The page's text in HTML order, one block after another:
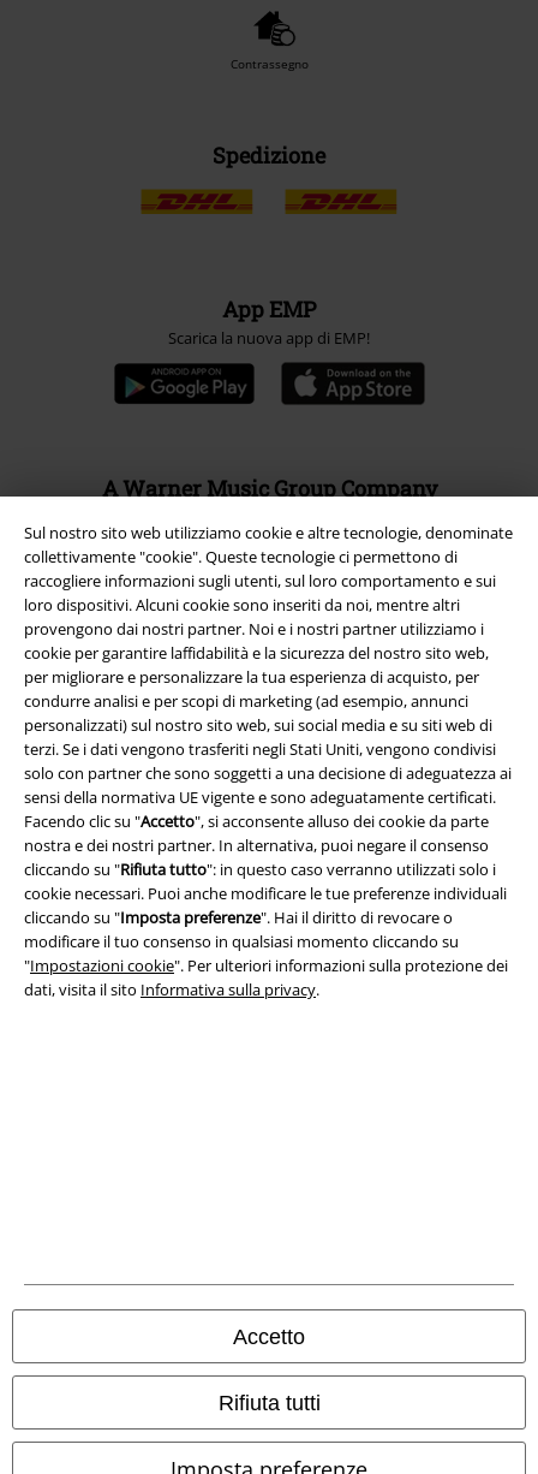
Sul nostro sito web utilizziamo cookie e altre tecnologie, denominate
collettivamente "cookie". Queste tecnologie ci permettono di
raccogliere informazioni sugli utenti, sul loro comportamento e sui
loro dispositivi. Alcuni cookie sono inseriti da noi, mentre altri
provengono dai nostri partner. Noi e i nostri partner utilizziamo i
cookie per garantire laffidabilità e la sicurezza del nostro sito web,
per migliorare e personalizzare la tua esperienza di acquisto, per
condurre analisi e per scopi di marketing (ad esempio, annunci
personalizzati) sul nostro sito web, sui social media e su siti web di
terzi. Se i dati vengono trasferiti negli Stati Uniti, vengono condivisi
solo con partner che sono soggetti a una decisione di adeguatezza ai
sensi della normativa UE vigente e sono adeguatamente certificati.
Facendo clic su "Accetto", si acconsente alluso dei cookie da parte
nostra e dei nostri partner. In alternativa, puoi negare il consenso
cliccando su "Rifiuta tutto": in questo caso verranno utilizzati solo i
cookie necessari. Puoi anche modificare le tue preferenze individuali
cliccando su "Imposta preferenze". Hai il diritto di revocare o
modificare il tuo consenso in qualsiasi momento cliccando su
"Impostazioni cookie". Per ulteriori informazioni sulla protezione dei
dati, visita il sito Informativa sulla privacy.
Accetto
Rifiuta tutti
Contrassegno
Spedizione
App EMP
Scarica la nuova app di EMP!
A Warner Music Group Company
Info legali
Termini & Condizioni
Redazione
Legge sulla Privacy
I prezzi sono IVA compresa. Spese ditrasporto escluse
© 1986-2026 EMP Mailorder Italia S.r.l.